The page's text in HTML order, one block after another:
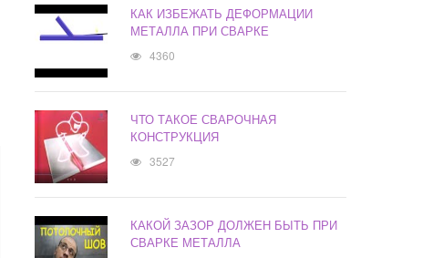
КАК ИЗБЕЖАТЬ ДЕФОРМАЦИИ
МЕТАЛЛА ПРИ СВАРКЕ
4360
ЧТО ТАКОЕ СВАРОЧНАЯ
КОНСТРУКЦИЯ
3527
КАКОЙ ЗАЗОР ДОЛЖЕН БЫТЬ ПРИ
СВАРКЕ МЕТАЛЛА